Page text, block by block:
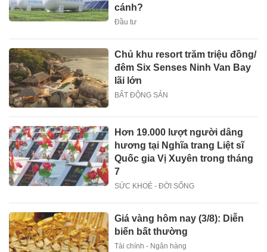
cánh?
Đầu tư
Chủ khu resort trăm triệu đồng/
đêm Six Senses Ninh Van Bay
lãi lớn
BẤT ĐỘNG SẢN
Hơn 19.000 lượt người dâng
hương tại Nghĩa trang Liệt sĩ
Quốc gia Vị Xuyên trong tháng
7
SỨC KHOẺ - ĐỜI SỐNG
Giá vàng hôm nay (3/8): Diễn
biến bất thường
Tài chính - Ngân hàng